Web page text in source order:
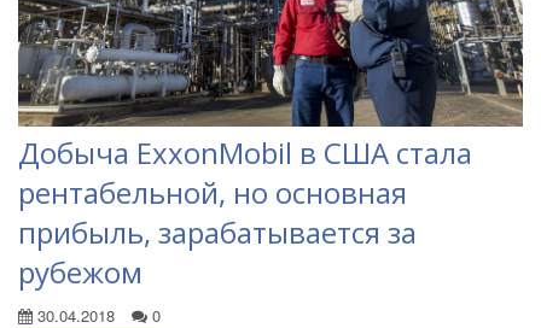
Добыча ExxonMobil в США стала
рентабельной, но основная
прибыль, зарабатывается за
рубежом
30.04.2018 0